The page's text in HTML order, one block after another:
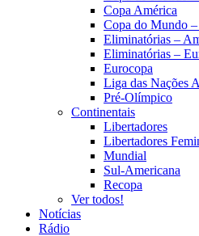
Copa América
Copa do Mundo
Eliminatórias –
Eliminatórias –
Eurocopa
Liga das Nações A
Pré-Olímpico
Continentais
Libertadores
Libertadores
Mundial
Sul-Americana
Recopa
Ver todos!
Notícias
Rádio